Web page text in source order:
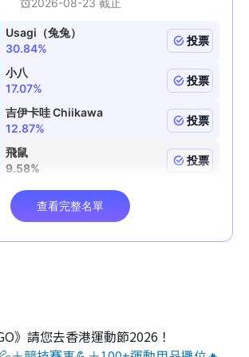
》請您去香港運動節2026！